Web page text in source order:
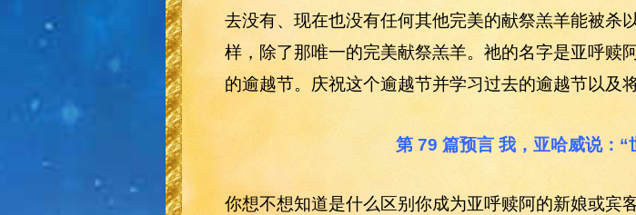
去没有、现在也没有任何其他完美的献祭羔羊能被杀
样，除了那唯一的完美献祭羔羊。祂的名字是亚呼赎
的逾越节。庆祝这个逾越节并学习过去的逾越节以及
第 79 篇预言 我，亚哈威说：“
你想不想知道是什么区别你成为亚呼赎阿的新娘或